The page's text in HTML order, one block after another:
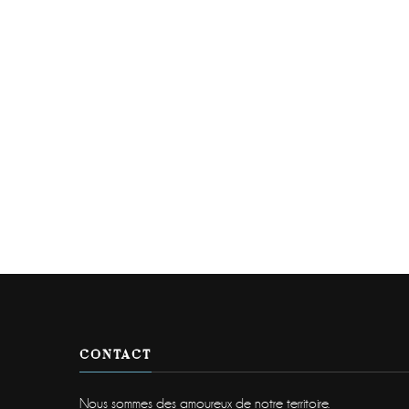
CONTACT
Nous sommes des amoureux de notre territoire.